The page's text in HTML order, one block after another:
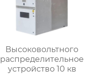
Высоковольтного
распределительное
устройство 10 кв